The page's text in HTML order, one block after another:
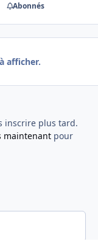
Abonnés
afficher.
inscrire plus tard.
maintenantpour